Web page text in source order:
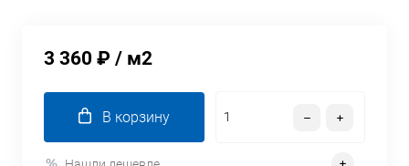
3 360 ₽ / м2
В корзину